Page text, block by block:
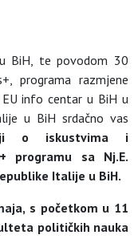
BiH, te povodom 30
programa razmjene
info centar u BiH u
u BiH srdačno vas
o iskustvima i
programu sa Nj.E.
Italije u BiH.
s početkom u 11
političkih nauka